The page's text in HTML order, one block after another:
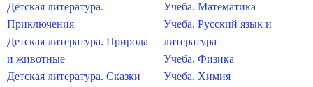
Детская литература.
Приключения
Детская литература. Природа
и животные
Детская литература. Сказки
Учеба. Математика
Учеба. Русский язык и
литература
Учеба. Физика
Учеба. Химия